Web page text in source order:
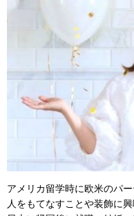
アメリカ留学時に欧米のパ
人をもてなすことや装飾に興